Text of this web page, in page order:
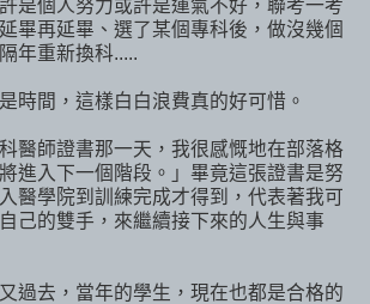
是個人努力或許是運氣不好，聯考一考
畢再延畢、選了某個專科後，做沒幾個
年重新換科.....
時間，這樣白白浪費真的好可惜。
醫師證書那一天，我很感慨地在部落格
進入下一個階段。」畢竟這張證書是努
醫學院到訓練完成才得到，代表著我可
己的雙手，來繼續接下來的人生與事
過去，當年的學生，現在也都是合格的